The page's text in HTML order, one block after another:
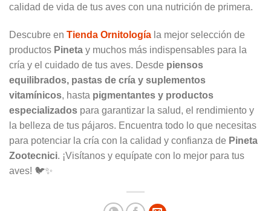
calidad de vida de tus aves con una nutrición de primera.
Descubre en Tienda Ornitología la mejor selección de
productos Pineta y muchos más indispensables para la
cría y el cuidado de tus aves. Desde piensos
equilibrados, pastas de cría y suplementos
vitamínicos, hasta pigmentantes y productos
especializados para garantizar la salud, el rendimiento y
la belleza de tus pájaros. Encuentra todo lo que necesitas
para potenciar la cría con la calidad y confianza de Pineta
Zootecnici. ¡Visítanos y equípate con lo mejor para tus
aves! 🐦✨